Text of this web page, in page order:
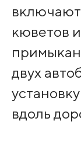
кюветов
двух
вдоль